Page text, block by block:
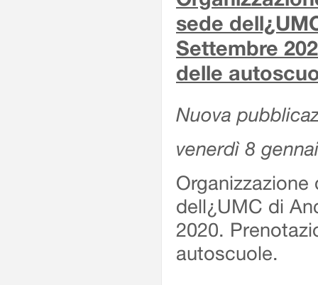
sede
Settembre
delle
Nuova
venerdì 8
dell¿UMC di
2020.
autoscuole.